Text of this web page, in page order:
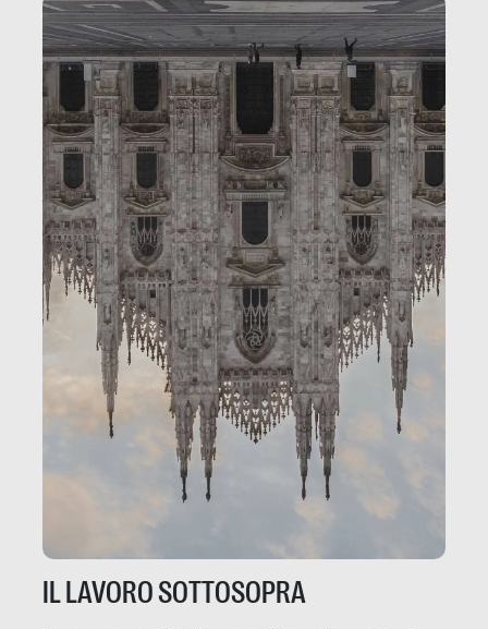
IL LAVORO SOTTOSOPRA